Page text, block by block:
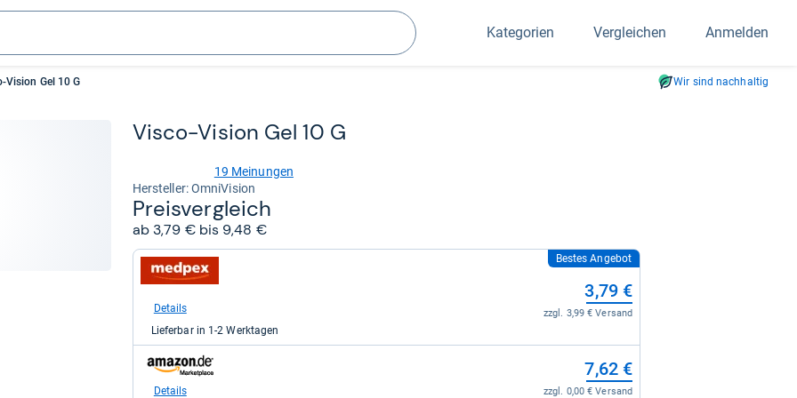
Suchen
Kategorien Vergleichen Anmelden
Vision Gel 10 G Wir sind nachhaltig
Visco-​Vision Gel 10 G
von
5
Sternen
19 Meinungen
Her­stel­ler: OmniVision
Preis­ver­gleich
ab 3,79 € bis 9,48 €
zum
Shop:
medpex
3,79
kaufen.
Bestes Angebot
3,79 €
zzgl. 3,99 € Versand
Details
Lieferbar in 1-2 Werktagen
zum
Shop:
7,62 €
zzgl. 0,00 € Versand
Details